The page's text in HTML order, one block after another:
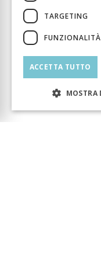
TARGETING
FUNZIONALITÀ
ACCETTA TUTTO
MOSTRA